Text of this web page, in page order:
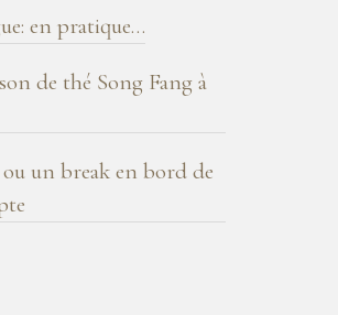
en pratique…
de thé Song Fang à
un break en bord de